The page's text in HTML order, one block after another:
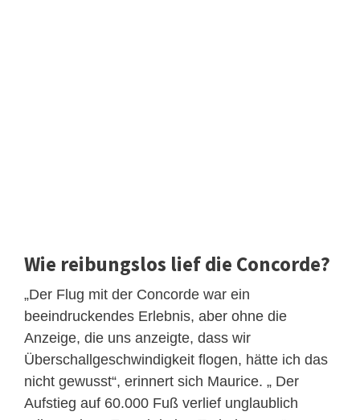
Wie reibungslos lief die Concorde?
„Der Flug mit der Concorde war ein
beeindruckendes Erlebnis, aber ohne die
Anzeige, die uns anzeigte, dass wir
Überschallgeschwindigkeit flogen, hätte ich das
nicht gewusst“, erinnert sich Maurice. „ Der
Aufstieg auf 60.000 Fuß verlief unglaublich